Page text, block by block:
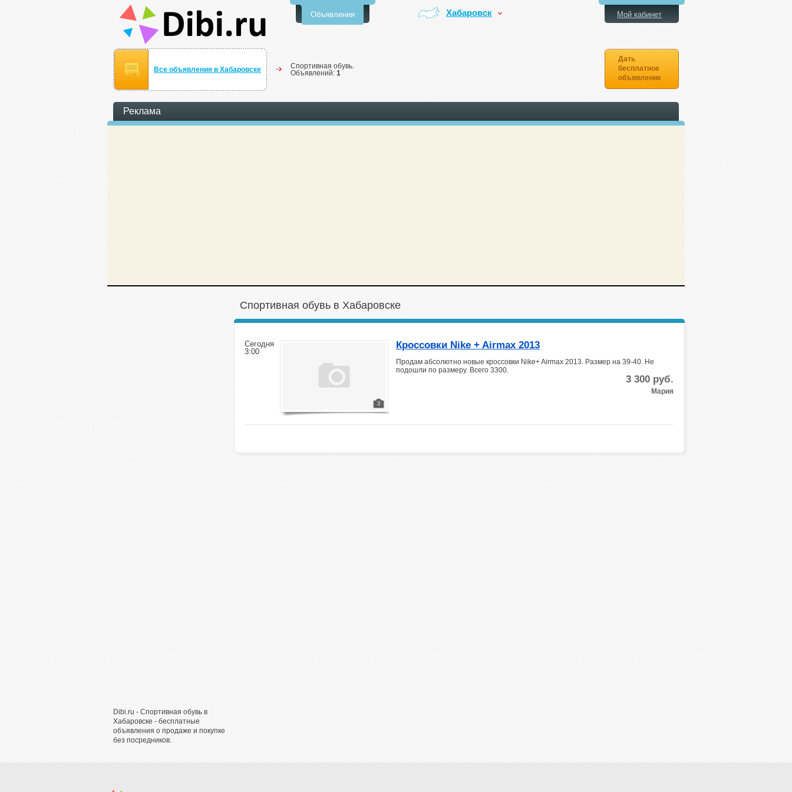
Объявления Хабаровск
Все объявления в Хабаровске
Спортивная обувь.
Объявлений: 1
Мой кабинет
Дать
бесплатное
объявление
Реклама
Dibi.ru - Спортивная обувь в
Хабаровске - бесплатные
объявления о продаже и покупке
без посредников.
Спортивная обувь в Хабаровске
Сегодня
3:00
3
Кроссовки Nike + Airmax 2013
Продам абсолютно новые кроссовки Nike+ Airmax 2013. Размер на 39-40. Не
подошли по размеру. Всего 3300.
3 300 руб.
Мария